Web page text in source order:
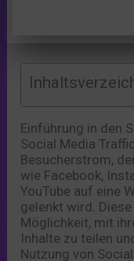
Einführung in den
Social Media
Besucherstrom,
wie Facebook,
YouTube auf eine
gelenkt wird.
Möglichkeit, mit
Inhalte zu teilen
Nutzung von